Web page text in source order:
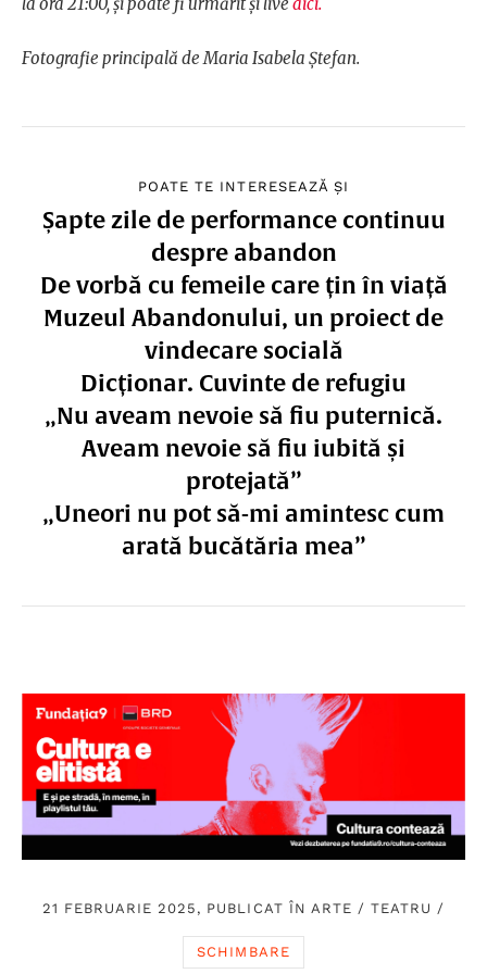
Fotografie principală de Maria Isabela Ștefan.
POATE TE INTERESEAZĂ ȘI
Șapte zile de performance continuu
despre abandon
De vorbă cu femeile care țin în viață
Muzeul Abandonului, un proiect de
vindecare socială
Dicționar. Cuvinte de refugiu
„Nu aveam nevoie să fiu puternică.
Aveam nevoie să fiu iubită și
protejată”
„Uneori nu pot să-mi amintesc cum
arată bucătăria mea”
21 FEBRUARIE 2025, PUBLICAT ÎN ARTE /TEATRU /
SCHIMBARE